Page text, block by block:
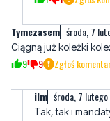
ilm środa, 7
Tak, tak i
środa, 7 lutego